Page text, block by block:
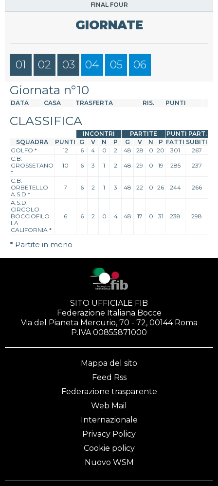
FINAL FOUR
GIORNATE
01 02 03 04 05 06
Giornata n°10
DATA CASA TRASFERTA RIS. PUNTI
CLASSIFICA
INCONTRI PARTITE
PUNTI PART.
SQUADRA
PUNTI G V N P G V N P FATTI SUBITI
GOLFO * 12 6 4 0 2 48 28 0 20 301
267
C.B.
GROSSETANO
*
10 6 3 1 2 48 29 0 19 285 237
C.B.
ORBETELLO
A.S.D *
7 6 2 1 3 48 22 0 26 244 266
A.S.D.
CIRCOLO
BOCCIOFILO
LA
CALIFORNIA *
6 6 2 0 4 48 17 0 31 238 298
* Partite in meno
SITO UFFICIALE FIB
Federazione Italiana Bocce
Via del Pianeta Mercurio, 70 - 72, 00144 Roma
P.IVA 00855871000
Mappa del sito
Feed Rss
Federazione trasparente
Web Mail
Internazionale
Privacy Policy
Cookie policy
Nuovo WSM